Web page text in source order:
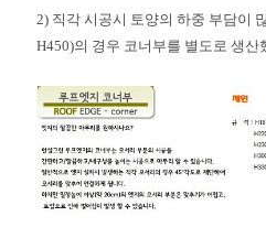
2) 직 각 시공시 토양의 하중 부담이
H450)의 경우 코너부를 별도로 생산